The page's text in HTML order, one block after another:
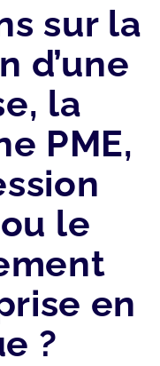
sur la
d’une
la
PME,
le
en
?